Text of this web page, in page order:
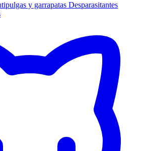
y garrapatas Desparasitantes